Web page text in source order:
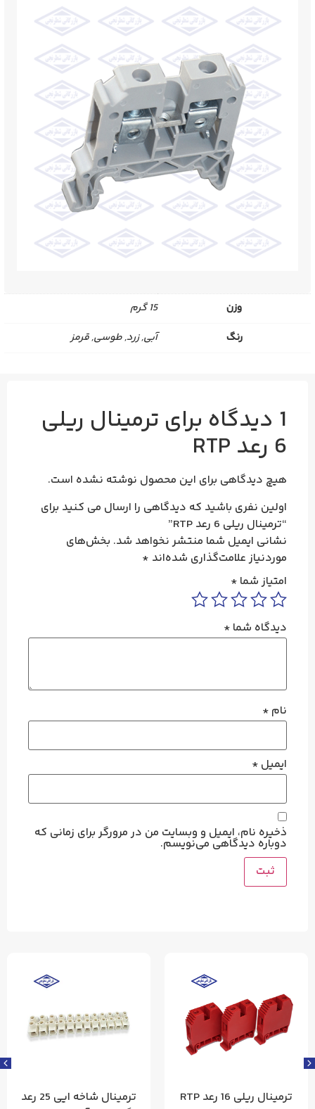
وزن
15 گرم
رنگ
آبی, زرد, طوسی, قرمز
1 دیدگاه برای ترمینال ریلی
6 رعد RTP
هیچ دیدگاهی برای این محصول نوشته نشده است.
اولین نفری باشید که دیدگاهی را ارسال می کنید برای
“ترمینال ریلی 6 رعد RTP”
نشانی ایمیل شما منتشر نخواهد شد. بخش‌های
موردنیاز علامت‌گذاری شده‌اند *
امتیاز شما *
دیدگاه شما *
نام *
ایمیل *
ذخیره نام، ایمیل و وبسایت من در مرورگر برای زمانی که
دوباره دیدگاهی می‌نویسم.
ترمینال ریلی 16 رعد RTP
ترمینال شاخه ایی 25 رعد